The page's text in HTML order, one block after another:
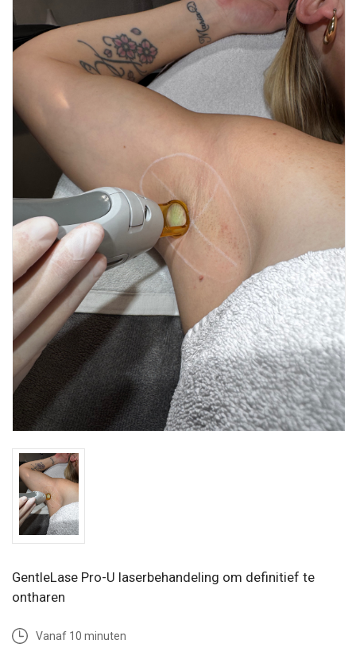
GentleLase Pro-U laserbehandeling om definitief te
ontharen
Vanaf 10 minuten